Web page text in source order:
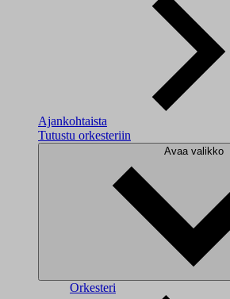
Ajankohtaista
Tutustu orkesteriin
Avaa valikko
Orkesteri